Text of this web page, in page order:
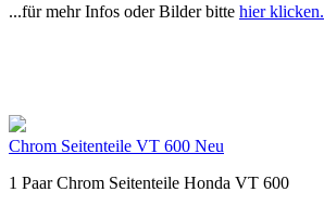
...für mehr Infos oder Bilder bitte hier klicken.
Chrom Seitenteile VT 600 Neu
1 Paar Chrom Seitenteile Honda VT 600